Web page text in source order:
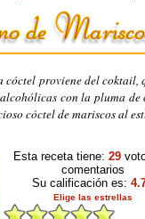
proviene del
con la pluma
cóctel de mariscos al
Esta receta tiene: 29
comentarios
Su calificación es:
Elige las estrellas